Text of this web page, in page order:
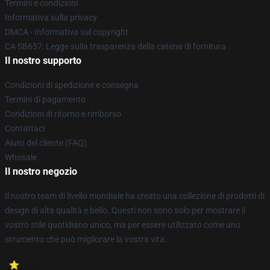
Termini e condizioni
Informativa sulla privacy
DMCA - Informativa sul copyright
CA SB657: Legge sulla trasparenza della catena di fornitura
Il nostro supporto
Condizioni di spedizione e consegna
Termini di pagamento
Condizioni di ritorno e rimborso
Contattaci
Aiuto del cliente (FAQ)
Whosale
Il nostro negozio
Il nostro team di livello mondiale ha creato una collezione di prodotti di
design di alta qualità e bello. Questi non sono solo per mostrare il
vostro stile quotidiano unico, ma per essere utilizzato come uno
strumento che può migliorare la vostra vita.